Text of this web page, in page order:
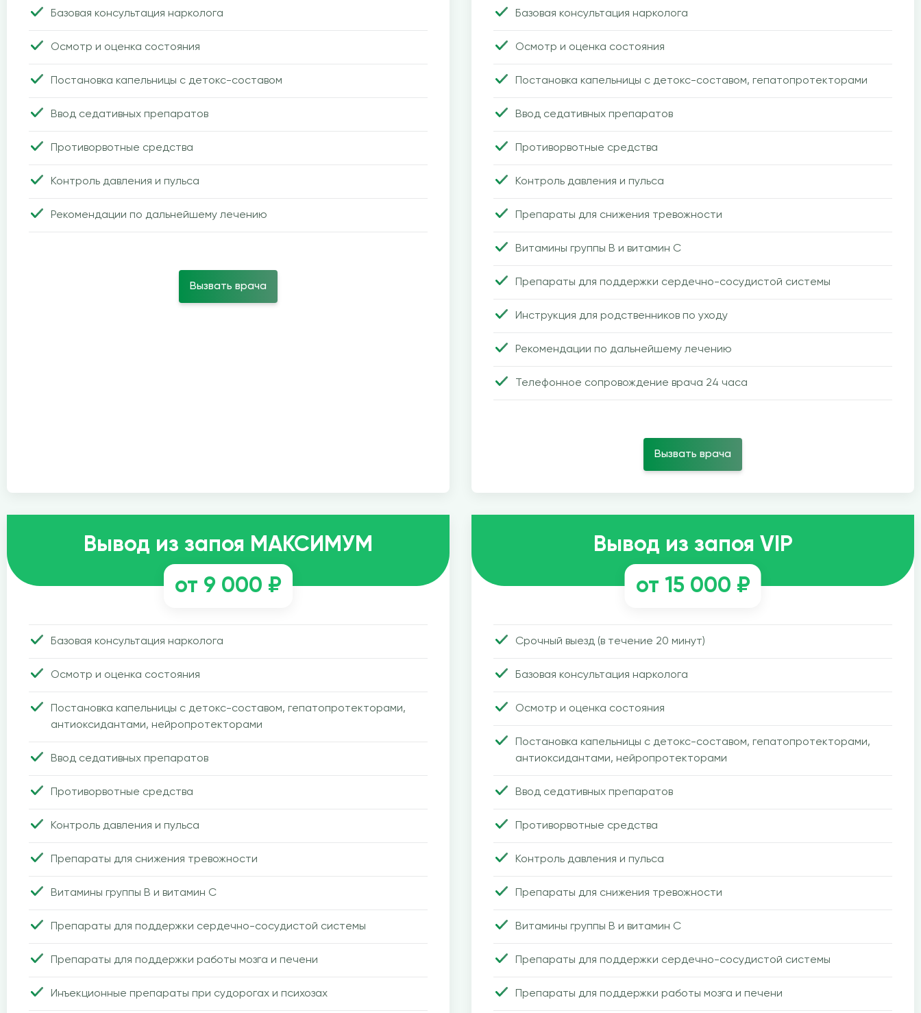
Базовая консультация нарколога
Осмотр и оценка состояния
Постановка капельницы с детокс-составом
Ввод седативных препаратов
Противорвотные средства
Контроль давления и пульса
Рекомендации по дальнейшему лечению
Вызвать врача
Базовая консультация нарколога
Осмотр и оценка состояния
Постановка капельницы с детокс-составом, гепатопротекторами
Ввод седативных препаратов
Противорвотные средства
Контроль давления и пульса
Препараты для снижения тревожности
Витамины группы B и витамин C
Препараты для поддержки сердечно-сосудистой системы
Инструкция для родственников по уходу
Рекомендации по дальнейшему лечению
Телефонное сопровождение врача 24 часа
Вызвать врача
Вывод из запоя МАКСИМУМ
от 9 000 ₽
Базовая консультация нарколога
Осмотр и оценка состояния
Постановка капельницы с детокс-составом, гепатопротекторами,
антиоксидантами, нейропротекторами
Ввод седативных препаратов
Противорвотные средства
Контроль давления и пульса
Препараты для снижения тревожности
Витамины группы B и витамин C
Препараты для поддержки сердечно-сосудистой системы
Препараты для поддержки работы мозга и печени
Инъекционные препараты при судорогах и психозах
Вывод из запоя VIP
от 15 000 ₽
Срочный выезд (в течение 20 минут)
Базовая консультация нарколога
Осмотр и оценка состояния
Постановка капельницы с детокс-составом, гепатопротекторами,
антиоксидантами, нейропротекторами
Ввод седативных препаратов
Противорвотные средства
Контроль давления и пульса
Препараты для снижения тревожности
Витамины группы B и витамин C
Препараты для поддержки сердечно-сосудистой системы
Препараты для поддержки работы мозга и печени